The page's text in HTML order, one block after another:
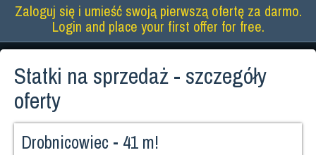
Zaloguj się i umieść swoją pierwszą ofertę za darmo.
Login and place your first offer for free.
Statki na sprzedaż - szczegóły
oferty
Drobnicowiec - 41 m!